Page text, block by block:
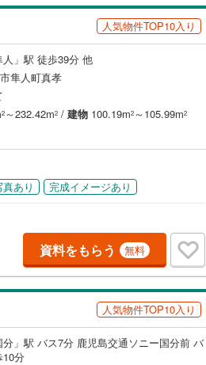
人気物件TOP10入り
人」駅 徒歩39分 他
隼人町真孝
2～232.42m2 / 建物 100.19m2～105.99m2
あり 完成イメージあり
資料をもらう 無料
人気物件TOP10入り
分」駅 バス7分 鹿児島交通ソニー国分前 バ
分
広島 山口
高知
検索する 市区町村を選択
肝属郡東串良町(0)
肝属郡肝付町
大島郡瀬戸内町(0)
大島郡徳之島町(0)
大島郡和泊町(0)
検索する 市区町村以下を選
この条件で検索する
検索する 駅を選択する
この条件で検索する
（1）
大規模（総区画数50戸以上）
海まで2km以内（0）
バリアフリー住宅（1）
この条件で検索する
存した条件を見る